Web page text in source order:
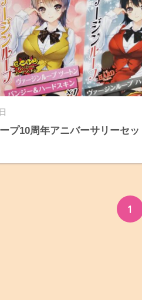
プ10周年アニバーサリーセッ
1